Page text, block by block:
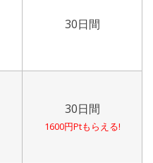
30日間
30日間
1600円Ptもらえる!